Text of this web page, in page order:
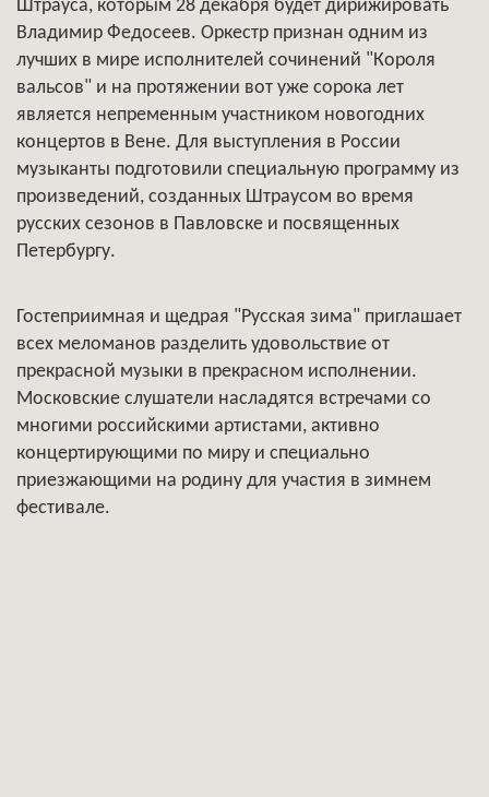
Штрауса, которым 28 декабря будет дирижировать
Владимир Федосеев. Оркестр признан одним из
лучших в мире исполнителей сочинений "Короля
вальсов" и на протяжении вот уже сорока лет
является непременным участником новогодних
концертов в Вене. Для выступления в России
музыканты подготовили специальную программу из
произведений, созданных Штраусом во время
русских сезонов в Павловске и посвященных
Петербургу.
Гостеприимная и щедрая "Русская зима" приглашает
всех меломанов разделить удовольствие от
прекрасной музыки в прекрасном исполнении.
Московские слушатели насладятся встречами со
многими российскими артистами, активно
концертирующими по миру и специально
приезжающими на родину для участия в зимнем
фестивале.